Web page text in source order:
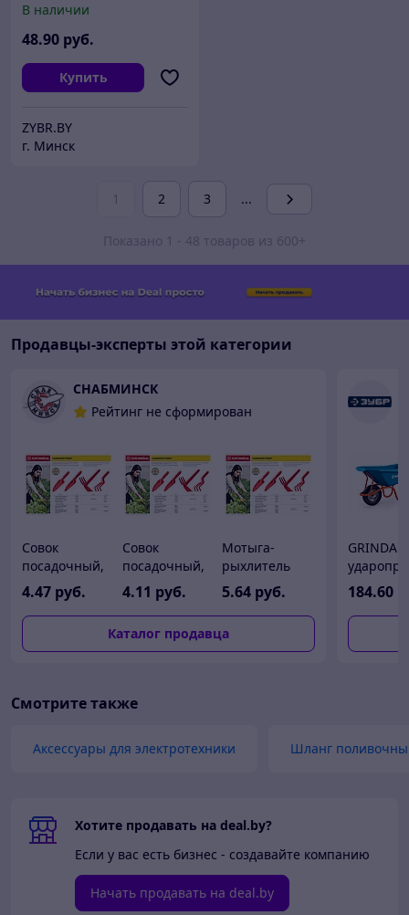
переносной
опрыскиватель (8-425115)
В наличии
48.90 руб.
Купить
ZYBR.BY
г. Минск
1 2 3 ...
Показано 1 - 48 товаров из 600+
Продавцы-эксперты этой категории
СНАБМИНСК
Рейтинг не сформирован
Совок
посадочный,
GRINDA
421311,
нейлоновый,
300мм
4.47 руб.
Совок
посадочный,
GRINDA
421313,
нейлоновый,
узкий, 290мм
4.11 руб.
Мотыга-
рыхлитель
нейлоновая,
GRINDA
421315,
″трапеция+3
зуба″, ширина
5.64 руб.
Каталог продавца
GRINDA
кузов,
180 кг,
184.60
Смотрите также
Аксессуары для электротехники Шланг
Хотите продавать на deal.by?
Если у вас есть бизнес - создавайте компанию
Начать продавать на deal.by